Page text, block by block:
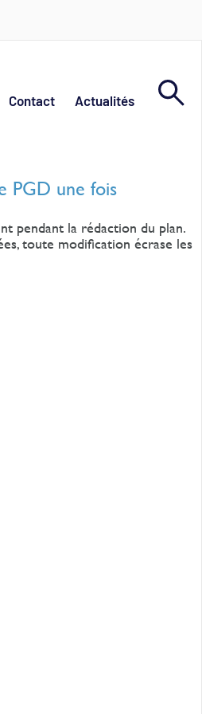
Contact Actualités
PGD une fois
pendant la rédaction du plan.
toute modification écrase les